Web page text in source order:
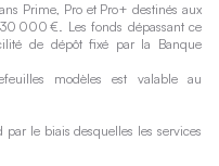
Prime, Pro et Pro+ destinés aux
30 000 €. Les fonds dépassant ce
de dépôt fixé par la Banque
modèles est valable au
le biais desquelles les services